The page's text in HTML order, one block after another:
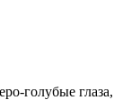
голубые